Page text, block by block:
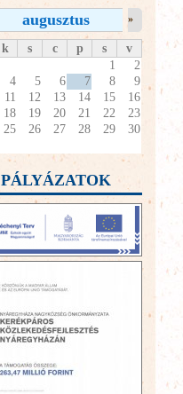
augusztus
»
k s c p s
v
1
2
4 5 6 7 8
9
11 12 13 14 15
16
18 19 20 21 22
23
25 26 27 28 29
30
PÁLYÁZATOK